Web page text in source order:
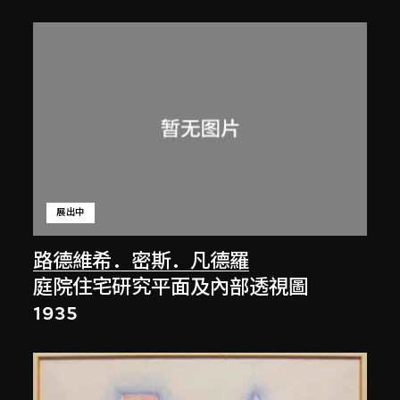
路德維希．密斯．凡德羅
展出中
庭院住宅研究平面及內部透視圖
1935